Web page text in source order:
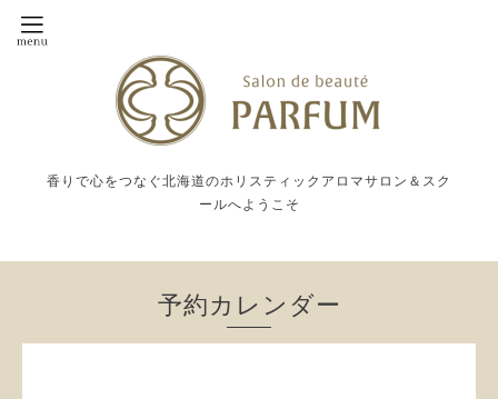
香りで心をつなぐ北海道のホリスティックアロマサロン＆スク
ールへようこそ
予約カレンダー